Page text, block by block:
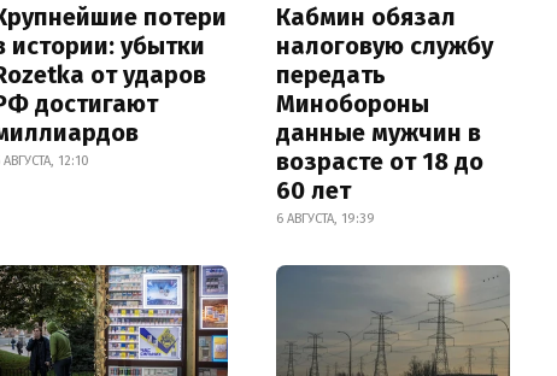
потери
истории: убытки
от ударов
достигают
АВГУСТА, 12:10
Кабмин обязал
налоговую службу
передать
Минобороны
данные мужчин в
возрасте от 18 до
60 лет
6 АВГУСТА, 19:39